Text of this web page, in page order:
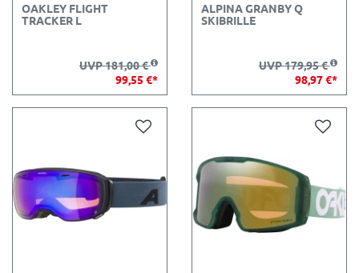
OAKLEY FLIGHT
TRACKER L
UVP 181,00 €
99,55 €*
ALPINA GRANBY Q
SKIBRILLE
UVP 179,95 €
98,97 €*